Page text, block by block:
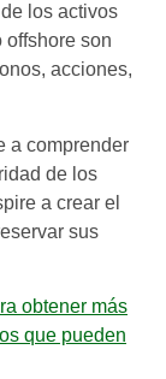
los activos
son
acciones,
a comprender
de los
a crear el
sus
obtener más
que pueden